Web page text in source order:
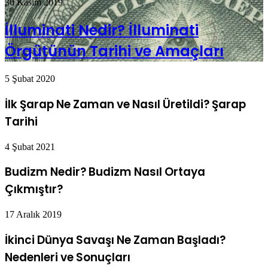
30 Kasım 2019
İlluminati Nedir? İlluminati
Örgütünün Tarihi ve Amaçları
5 Şubat 2020
İlk Şarap Ne Zaman ve Nasıl Üretildi? Şarap
Tarihi
4 Şubat 2021
Budizm Nedir? Budizm Nasıl Ortaya
Çıkmıştır?
17 Aralık 2019
İkinci Dünya Savaşı Ne Zaman Başladı?
Nedenleri ve Sonuçları